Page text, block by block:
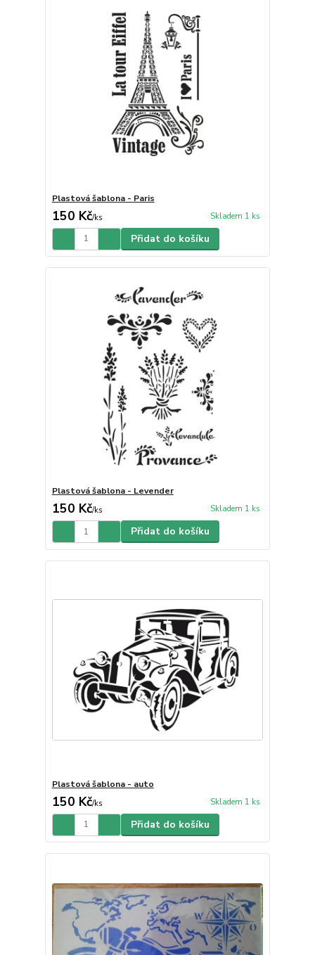
Plastová šablona - Paris
150 Kč/ks Skladem 1 ks
Přidat do košíku
Plastová šablona - Levender
150 Kč/ks Skladem 1 ks
Přidat do košíku
Plastová šablona - auto
150 Kč/ks Skladem 1 ks
Přidat do košíku